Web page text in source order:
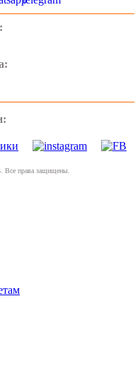
Все права защищены.